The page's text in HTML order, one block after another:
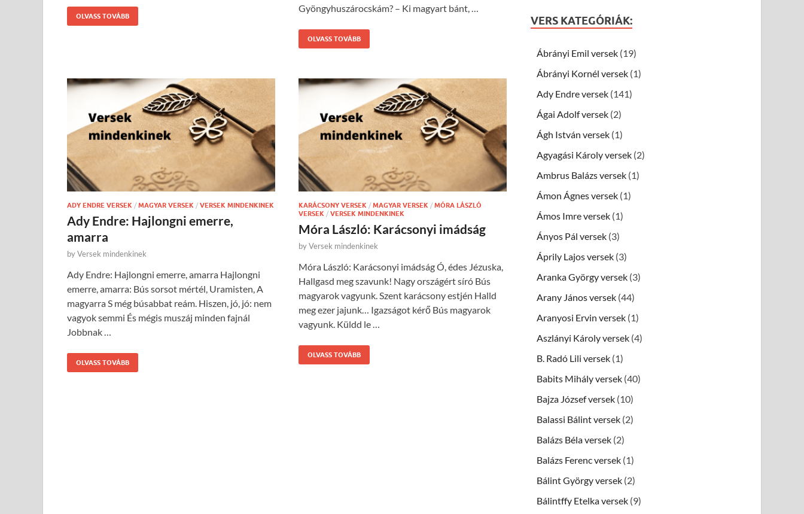
OLVASS TOVÁBB
Gyöngyhuszárocskám? – Ki magyart bánt, …
OLVASS TOVÁBB
ADY ENDRE VERSEK / MAGYAR VERSEK / VERSEK MINDENKINEK
Ady Endre: Hajlongni emerre,
amarra
byVersek mindenkinek
Ady Endre: Hajlongni emerre, amarra Hajlongni
emerre, amarra: Bús sorsot mértél, Uramisten, A
magyarra S még búsabbat reám. Hiszen, jó, jó: nem
vagyok semmi És mégis muszáj minden fajnál
Jobbnak …
OLVASS TOVÁBB
KARÁCSONY VERSEK / MAGYAR VERSEK / MÓRA LÁSZLÓ
VERSEK / VERSEK MINDENKINEK
Móra László: Karácsonyi imádság
byVersek mindenkinek
Móra László: Karácsonyi imádság Ó, édes Jézuska,
Hallgasd meg szavunk! Nagy országért síró Bús
magyarok vagyunk. Szent karácsony estjén Halld
meg ezer jajunk… Igazságot kérő Bús magyarok
vagyunk. Küldd le …
OLVASS TOVÁBB
VERS KATEGÓRIÁK:
Ábrányi Emil versek (19)
Ábrányi Kornél versek (1)
Ady Endre versek (141)
Ágai Adolf versek (2)
Ágh István versek (1)
Agyagási Károly versek (2)
Ambrus Balázs versek (1)
Ámon Ágnes versek (1)
Ámos Imre versek (1)
Ányos Pál versek (3)
Áprily Lajos versek (3)
Aranka György versek (3)
Arany János versek (44)
Aranyosi Ervin versek (1)
Aszlányi Károly versek (4)
B. Radó Lili versek (1)
Babits Mihály versek (40)
Bajza József versek (10)
Balassi Bálint versek (2)
Balázs Béla versek (2)
Balázs Ferenc versek (1)
Bálint György versek (2)
Bálintffy Etelka versek (9)